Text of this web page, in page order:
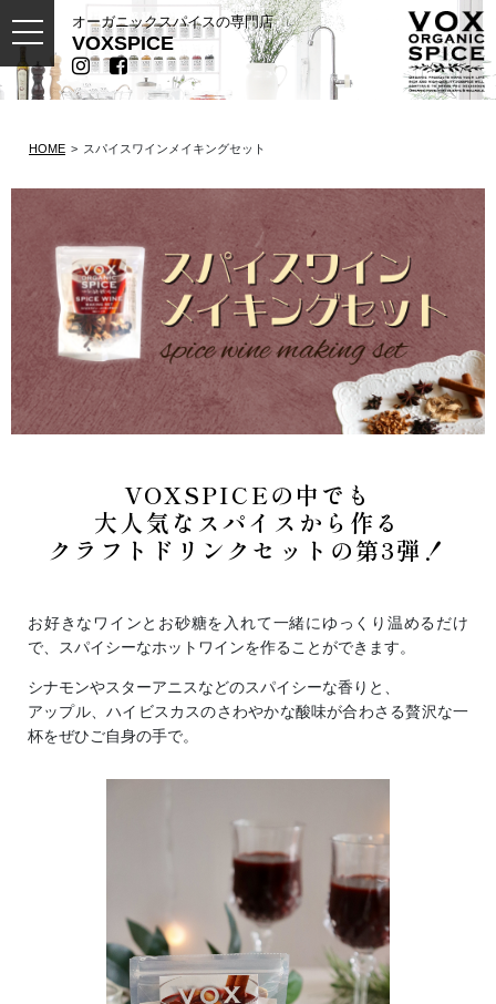
オーガニックスパイスの専門店
VOXSPICE
toggle navigation
HOME スパイスワインメイキングセット
VOXSPICEの中でも
大人気なスパイスから作る
クラフトドリンクセットの第3弾！
お好きなワインとお砂糖を入れて一緒にゆっくり温めるだけ
で、スパイシーなホットワインを作ることができます。
シナモンやスターアニスなどのスパイシーな香りと、
アップル、ハイビスカスのさわやかな酸味が合わさる贅沢な一
杯をぜひご自身の手で。